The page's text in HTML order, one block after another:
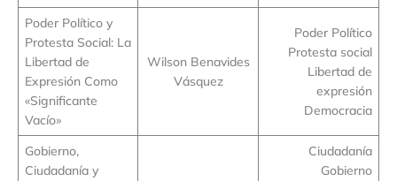
Poder Político y
Protesta Social: La
Libertad de
Expresión Como
«Significante
Vacío»
Wilson Benavides
Vásquez
Poder Político
Protesta social
Libertad de
expresión
Democracia
Gobierno,
Ciudadanía y
Ciudadanía
Gobierno